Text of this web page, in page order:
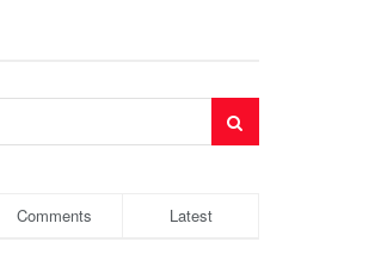
Comments Latest